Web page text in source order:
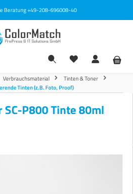
Beratung+49-208-696008-40
Verbrauchsmaterial
Tinten & Toner
Tinten (z.B. Foto, Proof)
SC-P800 Tinte 80ml